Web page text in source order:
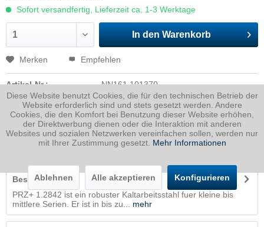
Sofort versandfertig, Lieferzeit ca. 1-3 Werktage
In den Warenkorb
Merken Empfehlen
Artikel-Nr.: NN161.101370
Dicke
15 mm
Breite
80 mm
Länge
1000 mm
Beschreibung
PRZ+ 1.2842 ist ein robuster Kaltarbeitsstahl fuer kleine bis
mittlere Serien. Er ist in bis zu...
mehr
Diese Website benutzt Cookies, die für den technischen Betrieb der
Website erforderlich sind und stets gesetzt werden. Andere
Cookies, die den Komfort bei Benutzung dieser Website erhöhen,
der Direktwerbung dienen oder die Interaktion mit anderen
Websites und sozialen Netzwerken vereinfachen sollen, werden nur
mit Ihrer Zustimmung gesetzt. Mehr Informationen
Ablehnen Alle akzeptieren Konfigurieren